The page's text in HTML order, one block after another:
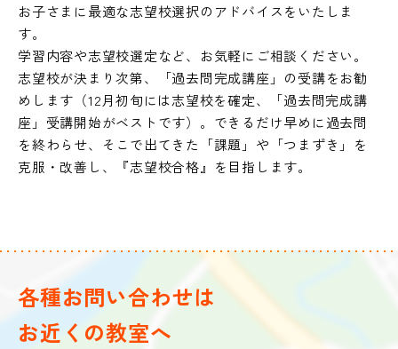
お子さまに最適な志望校選択のアドバイスをいたしま
す。
学習内容や志望校選定など、お気軽にご相談ください。
志望校が決まり次第、「過去問完成講座」の受講をお勧
めします（12月初旬には志望校を確定、「過去問完成講
座」受講開始がベストです）。できるだけ早めに過去問
を終わらせ、そこで出てきた「課題」や「つまずき」を
克服・改善し、『志望校合格』を目指します。
各種お問い合わせは
お近くの教室へ